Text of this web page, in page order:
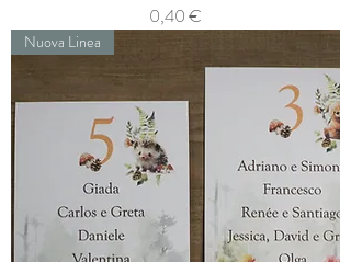
Prezzo
0,40 €
Nuova Linea